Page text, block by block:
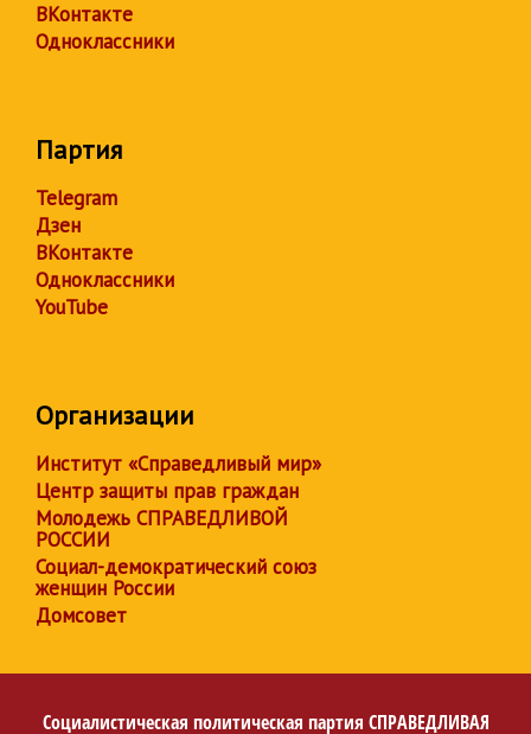
ВКонтакте
Одноклассники
Партия
Telegram
Дзен
ВКонтакте
Одноклассники
YouTube
Организации
Институт «Справедливый мир»
Центр защиты прав граждан
Молодежь СПРАВЕДЛИВОЙ
РОССИИ
Социал-демократический союз
женщин России
Домсовет
Социалистическая политическая партия СПРАВЕДЛИВАЯ